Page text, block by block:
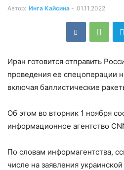
Автор: Инга Кайсина - 01.11.2022
Иран готовится отправить
проведения ее спецоперации
включая баллистические
Об этом во вторник 1 ноября
информационное агентство
По словам информагентства,
числе на заявления